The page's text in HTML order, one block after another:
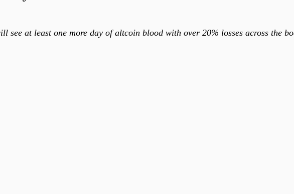
see at least one more day of altcoin blood with over 20% losses across the